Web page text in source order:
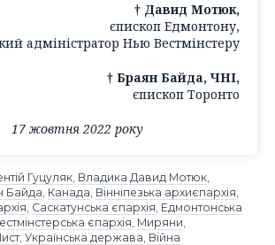
† Давид Мотюк,
єпископ Едмонтону,
адміністратор Нью Вестмінстеру
† Браян Байда, ЧНІ,
єпископ Торонто
17 жовтня 2022 року
Гуцуляк Владика Давид Мотюк
Байда Канада Вінніпезька архиєпархія
Саскатунська єпархія Едмонтонська
єпархія Миряни
, Українська держава Війна